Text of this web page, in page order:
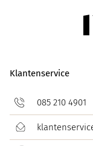
Klantenservice
085 210 4901